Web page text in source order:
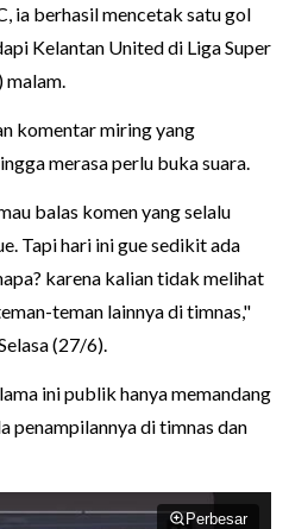
ia berhasil mencetak satu gol
Kelantan United di Liga Super
malam.
komentar miring yang
merasa perlu buka suara.
balas komen yang selalu
Tapi hari ini gue sedikit ada
karena kalian tidak melihat
teman lainnya di timnas,"
(27/6).
ini publik hanya memandang
penampilannya di timnas dan
Perbesar